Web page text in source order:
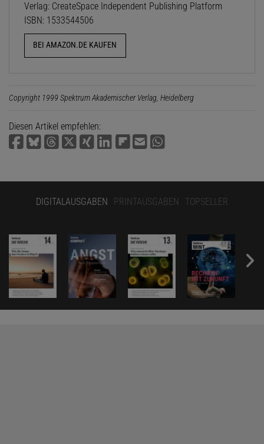
Verlag: CreateSpace Independent Publishing Platform
ISBN: 1533544506
BEI AMAZON.DE KAUFEN
Copyright 1999 Spektrum Akademischer Verlag, Heidelberg
Diesen Artikel empfehlen:
DIGITALAUSGABEN PRINTAUSGABEN TOPSELLER